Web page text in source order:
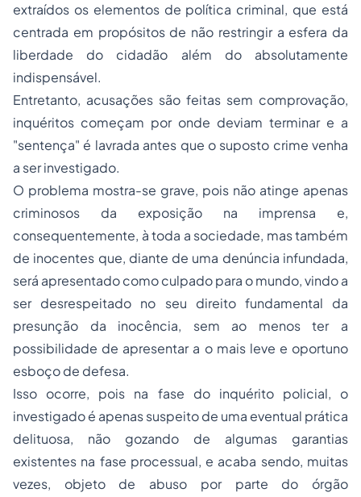
extraídos os elementos de política criminal, que está
centrada em propósitos de não restringir a esfera da
liberdade do cidadão além do absolutamente
indispensável.
Entretanto, acusações são feitas sem comprovação,
inquéritos começam por onde deviam terminar e a
"sentença" é lavrada antes que o suposto crime venha
a ser investigado.
O problema mostra-se grave, pois não atinge apenas
criminosos da exposição na imprensa e,
consequentemente, à toda a sociedade, mas também
de inocentes que, diante de uma denúncia infundada,
será apresentado como culpado para o mundo, vindo a
ser desrespeitado no seu direito fundamental da
presunção da inocência, sem ao menos ter a
possibilidade de apresentar a o mais leve e oportuno
esboço de defesa.
Isso ocorre, pois na fase do inquérito policial, o
investigado é apenas suspeito de uma eventual prática
delituosa, não gozando de algumas garantias
existentes na fase processual, e acaba sendo, muitas
vezes, objeto de abuso por parte do órgão